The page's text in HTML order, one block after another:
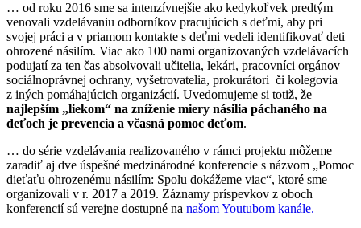
… od roku 2016 sme sa intenzívnejšie ako kedykoľvek predtým
venovali vzdelávaniu odborníkov pracujúcich s deťmi, aby pri
svojej práci a v priamom kontakte s deťmi vedeli identifikovať deti
ohrozené násilím. Viac ako 100 nami organizovaných vzdelávacích
podujatí za ten čas absolvovali učitelia, lekári, pracovníci orgánov
sociálnoprávnej ochrany, vyšetrovatelia, prokurátori či kolegovia
z iných pomáhajúcich organizácií. Uvedomujeme si totiž, že
najlepším „liekom“ na zníženie miery násilia páchaného na
deťoch je prevencia a včasná pomoc deťom.
… do série vzdelávania realizovaného v rámci projektu môžeme
zaradiť aj dve úspešné medzinárodné konferencie s názvom „Pomoc
dieťaťu ohrozenému násilím: Spolu dokážeme viac“, ktoré sme
organizovali v r. 2017 a 2019. Záznamy príspevkov z oboch
konferencií sú verejne dostupné na našom Youtubom kanále.